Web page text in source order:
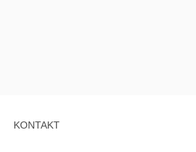
KONTAKT